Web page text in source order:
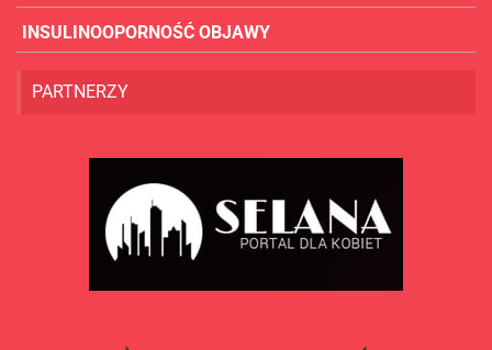
INSULINOOPORNOŚĆ OBJAWY
PARTNERZY